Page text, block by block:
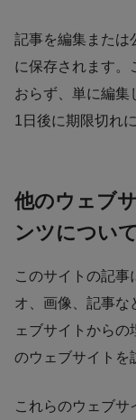
記事を編集または
に保存されます。
おらず、単に編集
1日後に期限切れ
他のウェブ
ンツについて
このサイトの記事
オ、画像、記事な
ェブサイトから
のウェブサイトを
これらのウェブサ